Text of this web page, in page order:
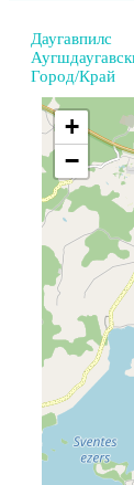
Даугавпилс
Город/Край
+
−